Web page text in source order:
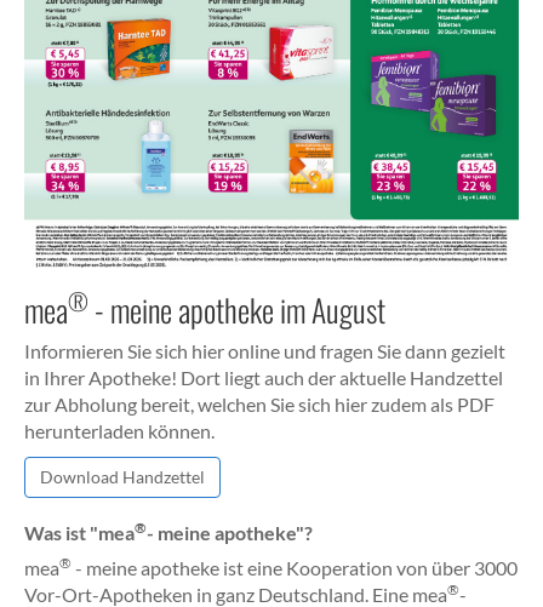
mea® - meine apotheke im August
Informieren Sie sich hier online und fragen Sie dann gezielt
in Ihrer Apotheke! Dort liegt auch der aktuelle Handzettel
zur Abholung bereit, welchen Sie sich hier zudem als PDF
herunterladen können.
Download Handzettel
Was ist "mea®- meine apotheke"?
mea® - meine apotheke ist eine Kooperation von über 3000
Vor-Ort-Apotheken in ganz Deutschland. Eine mea®-